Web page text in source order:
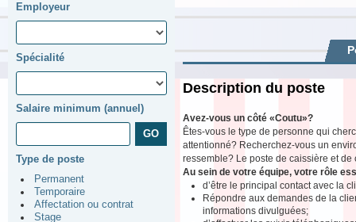
Employeur
Spécialité
Salaire minimum (annuel)
Type de poste
Permanent
Temporaire
Affectation ou contrat
Stage
Description du poste
Avez-vous un côté «Coutu»?
Êtes-vous le type de personne qui
attentionné? Recherchez-vous un
ressemble? Le poste de caissière et
Au sein de votre équipe, votre rôle
d’être le principal contact avec la
Répondre aux demandes de la
informations divulguées;